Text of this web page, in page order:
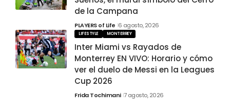
de la Campana
PLAYERS of Life 6 agosto, 2026
LIFESTYLE MONTERREY
Inter Miami vs Rayados de
Monterrey EN VIVO: Horario y cómo
ver el duelo de Messi en la Leagues
Cup 2026
Frida Tochimani 7 agosto, 2026